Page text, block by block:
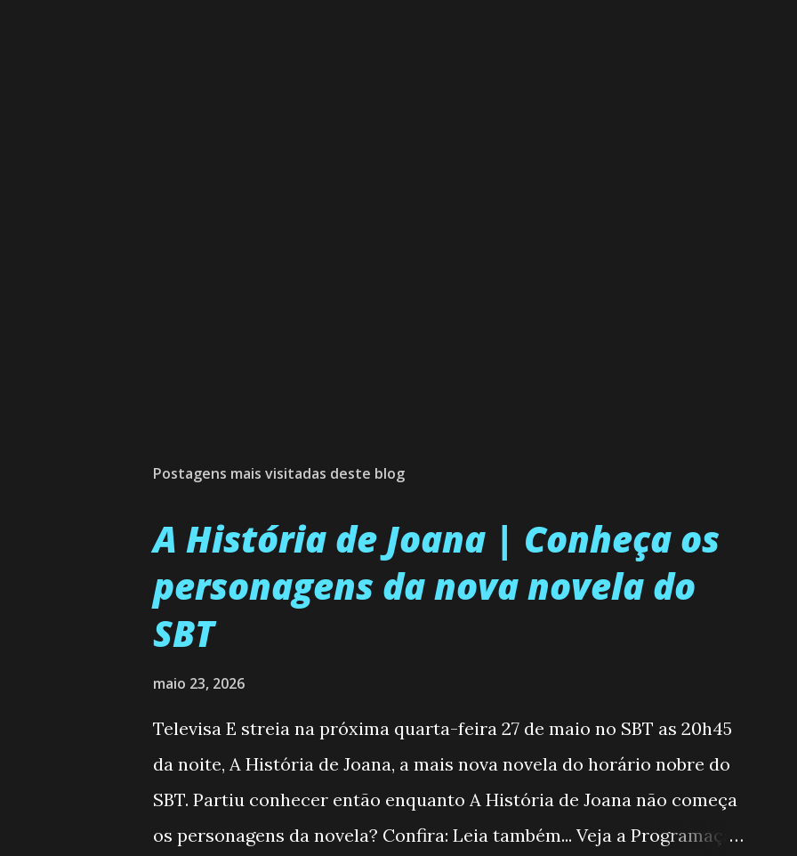
Postagens mais visitadas deste blog
A História de Joana | Conheça os
personagens da nova novela do
SBT
maio 23, 2026
Televisa E streia na próxima quarta-feira 27 de maio no SBT as 20h45
da noite, A História de Joana, a mais nova novela do horário nobre do
SBT. Partiu conhecer então enquanto A História de Joana não começa
os personagens da novela? Confira: Leia também... Veja a Programação